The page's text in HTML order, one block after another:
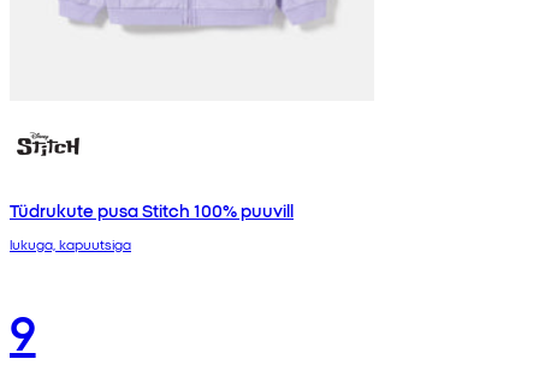
Tüdrukute pusa Stitch 100% puuvill
lukuga, kapuutsiga
9